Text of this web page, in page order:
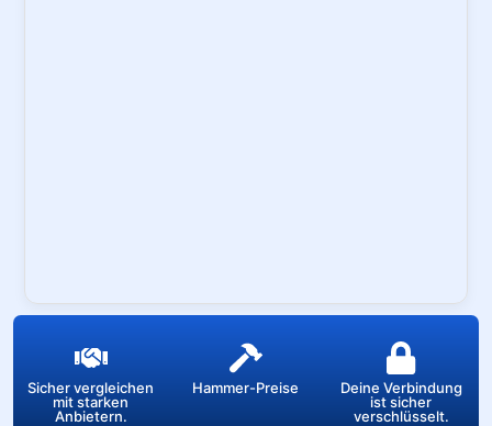
Sicher vergleichen
mit starken
Anbietern.
Hammer-Preise
Deine Verbindung
ist sicher
verschlüsselt.